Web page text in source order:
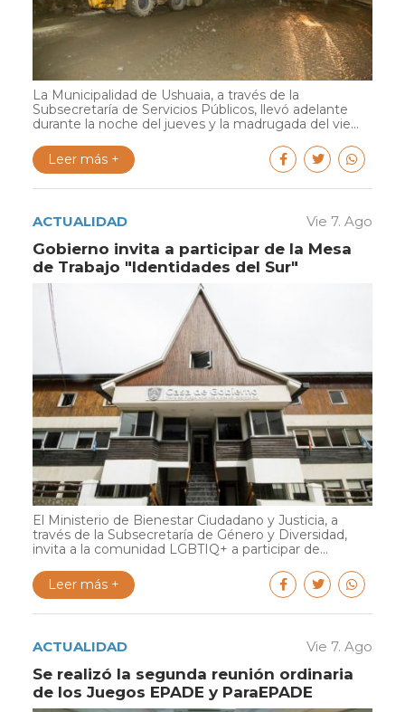
La Municipalidad de Ushuaia, a través de la
Subsecretaría de Servicios Públicos, llevó adelante
durante la noche del jueves y la madrugada del vie...
Leer más +
ACTUALIDAD Vie 7. Ago
Gobierno invita a participar de la Mesa
de Trabajo "Identidades del Sur"
El Ministerio de Bienestar Ciudadano y Justicia, a
través de la Subsecretaría de Género y Diversidad,
invita a la comunidad LGBTIQ+ a participar de...
Leer más +
ACTUALIDAD Vie 7. Ago
Se realizó la segunda reunión ordinaria
de los Juegos EPADE y ParaEPADE